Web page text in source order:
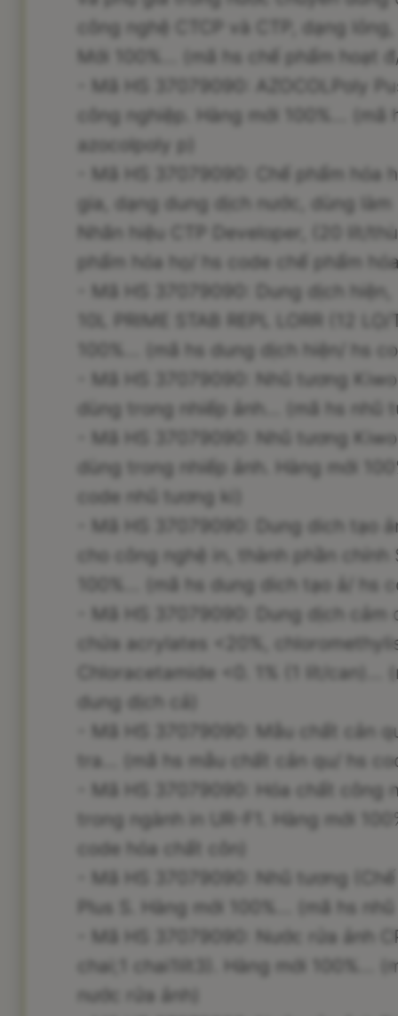
công nghệ CTCP và CTP, dạng
Mới 100%... (mã hs chế phẩm hoạt
- Mã HS 37079090: AZOCOLPoly
công nghiệp. Hàng mới 100%...
azocolpoly p)
- Mã HS 37079090: Chế phẩm
gia, dạng dung dịch nước, dùng
Nhãn hiệu CTP Developer, (20 lít/
phẩm hóa họ/ hs code chế phẩm
- Mã HS 37079090: Dung dịch
10L PRIME STAB REPL LORR (12
100%... (mã hs dung dịch hiện/ hs
- Mã HS 37079090: Nhũ tương
dùng trong nhiếp ảnh... (mã hs
- Mã HS 37079090: Nhũ tương
dùng trong nhiếp ảnh. Hàng mới
code nhũ tương ki)
- Mã HS 37079090: Dung dich tạo
cho công nghệ in, thành phần
100%... (mã hs dung dich tạo ả/ hs
- Mã HS 37079090: Dung dịch
chứa acrylates <20%,
Chloracetamide <0. 1% (1 lít/
dung dịch cả)
- Mã HS 37079090: Mẫu chất cản
tra... (mã hs mẫu chất cản qu/ hs
- Mã HS 37079090: Hóa chất
trong ngành in UR-F1. Hàng mới
code hóa chất côn)
- Mã HS 37079090: Nhũ tương
Plus S. Hàng mới 100%... (mã hs
- Mã HS 37079090: Nước rửa ảnh
chai;1 chai1lít3). Hàng mới 100%...
nước rửa ảnh)